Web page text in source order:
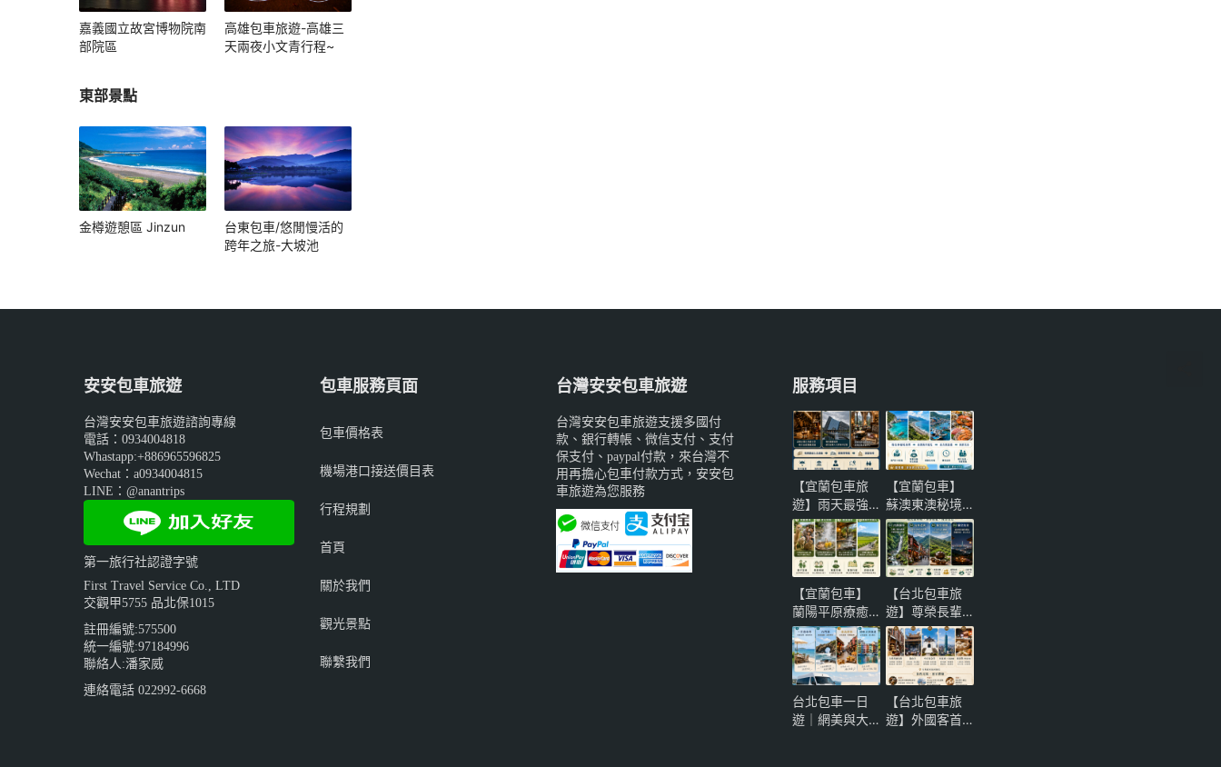
嘉義國立故宮博物院南
部院區
高雄包車旅遊-高雄三
天兩夜小文青行程~
東部景點
金樽遊憩區 Jinzun
台東包車/悠閒慢活的
跨年之旅-大坡池
安安包車旅遊
台灣安安包車旅遊諮詢專線
電話：0934004818
Whastapp:+886965596825
Wechat：a0934004815
LINE：@anantrips
第一旅行社認證字號
First Travel Service Co., LTD
交觀甲5755 品北保1015
註冊編號:575500
統一編號:97184996
聯絡人:潘家威
連絡電話 022992-6668
包車服務頁面
包車價格表
機場港口接送價目表
行程規劃
首頁
關於我們
觀光景點
聯繫我們
台灣安安包車旅遊
台灣安安包車旅遊支援多國付
款、銀行轉帳、微信支付、支付
保支付、paypal付款，來台灣不
用再擔心包車付款方式，安安包
車旅遊為您服務
服務項目
【宜蘭包車旅
遊】雨天最強
備案！噶瑪蘭
威士忌酒廠、
蘭陽博物館與
城堡咖啡微醺
知性一日遊
【宜蘭包車】
蘇澳東澳秘境
一日遊！粉鳥
林海灣與南方
澳海鮮，頂級
保母車尊榮推
薦
【宜蘭包車】
蘭陽平原療癒
系一日遊！萌
寵農場、清水
地熱與礁溪溫
泉，頂級保母
車尊榮推薦
【台北包車旅
遊】尊榮長輩
奢華孝親｜烏
來內洞大自然
負離子健康慢
活與貓空夜景
茶饗一日遊全
攻略
台北包車一日
遊｜網美與大
【台北包車旅
遊】外國客首